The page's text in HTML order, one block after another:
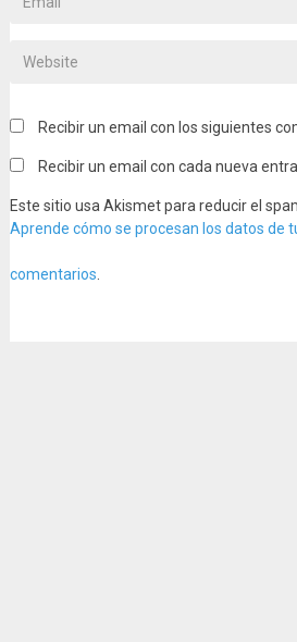
Recibir un email con los siguientes
Recibir un email con cada nueva
Este sitio usa Akismet para reducir el
Aprende cómo se procesan los datos de
comentarios